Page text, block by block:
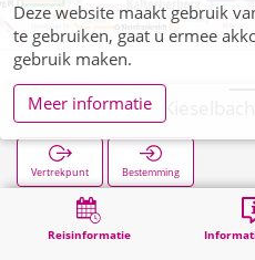
Reisinformatie
Imgenbroich
Vertrekpunt Bestemming
Zoekopracht Imgenbroich Kieselbacher
Deze website maakt gebruik
te gebruiken, gaat u ermee
gebruik maken.
Meer informatie